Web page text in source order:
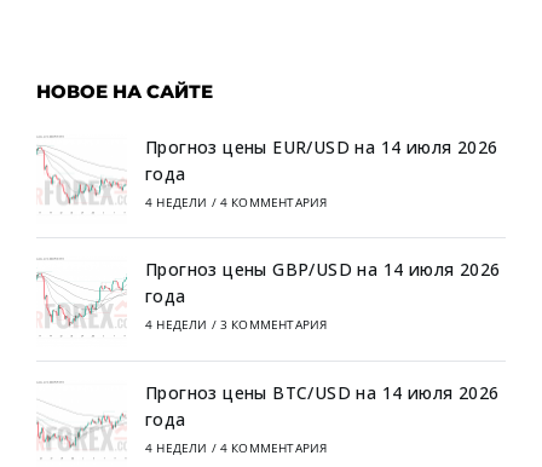
НОВОЕ НА САЙТЕ
Прогноз цены EUR/USD на 14 июля 2026
года
4 НЕДЕЛИ / 4 КОММЕНТАРИЯ
Прогноз цены GBP/USD на 14 июля 2026
года
4 НЕДЕЛИ / 3 КОММЕНТАРИЯ
Прогноз цены BTC/USD на 14 июля 2026
года
4 НЕДЕЛИ / 4 КОММЕНТАРИЯ